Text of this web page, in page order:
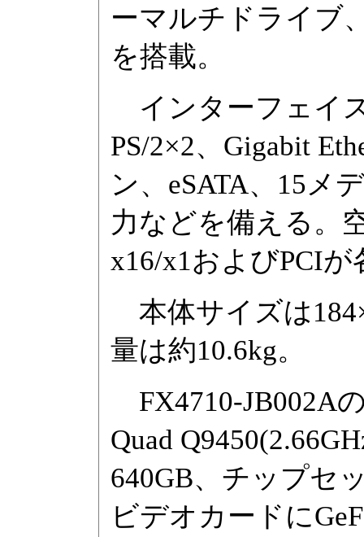
ーマルチドライブ
を搭載。
インターフェイ
PS/2×2、Gigabit
ン、eSATA、15メ
力などを備える。
x16/x1およびPCIが
本体サイズは
量は約10.6kg。
FX4710-JB002A
Quad
640GB、チップセ
ビデオカードに